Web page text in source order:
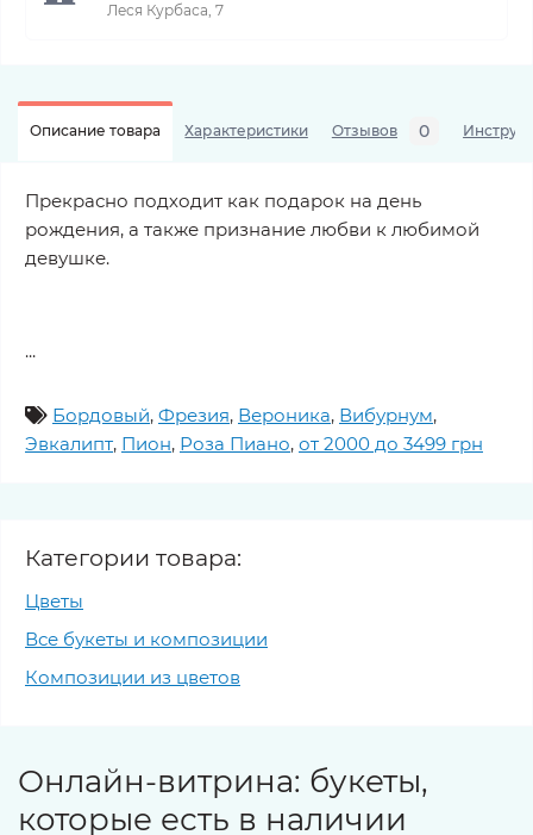
Леся Курбаса, 7
Описание товара Характеристики Отзывов 0
Прекрасно подходит как подарок на день
рождения, а также признание любви к любимой
девушке.
...
Бордовый, Фрезия, Вероника, Вибурнум,
Эвкалипт, Пион, Роза Пиано, от 2000 до 3499 грн
Категории товара:
Цветы
Все букеты и композиции
Композиции из цветов
Онлайн-витрина: букеты,
которые есть в наличии